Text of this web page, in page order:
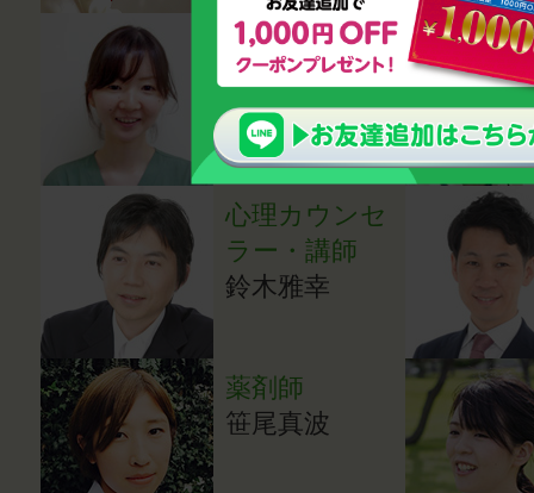
医師（小児科
医）
湯田貴江
心理カウンセ
ラー・講師
鈴木雅幸
薬剤師
笹尾真波